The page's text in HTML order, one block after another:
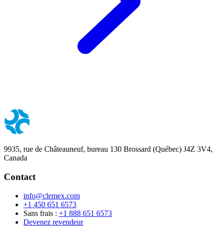
9935, rue de Châteauneuf, bureau 130 Brossard (Québec) J4Z 3V4,
Canada
Contact
info@clemex.com
+1 450 651 6573
Sans frais : +1 888 651 6573
Devenez revendeur